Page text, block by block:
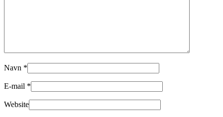
Navn *
E-mail *
Website